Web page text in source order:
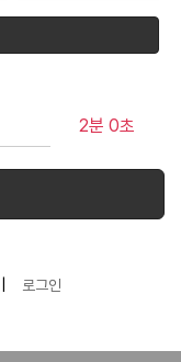
2분 0초
로그인